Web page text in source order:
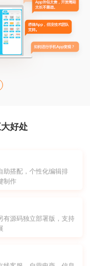
好处
助搭配，个性化编辑排
制作
有源码独立部署版，支持